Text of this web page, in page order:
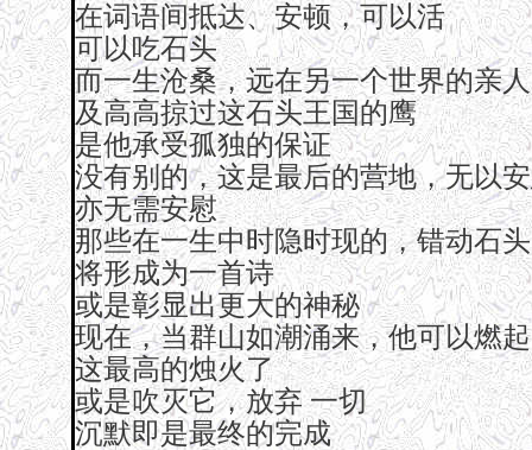
在词语间抵达、安顿，可以活
可以吃石头
而一生沧桑，远在另一个世界的亲人
及高高掠过这石头王国的鹰
是他承受孤独的保证
没有别的，这是最后的营地，无以
亦无需安慰
那些在一生中时隐时现的，错动石头
将形成为一首诗
或是彰显出更大的神秘
现在，当群山如潮涌来，他可以燃起
这最高的烛火了
或是吹灭它，放弃 一切
沉默即是最终的完成